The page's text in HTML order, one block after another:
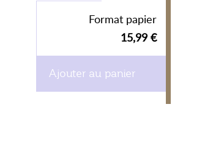
Format papier
15,99 €
Ajouter au panier